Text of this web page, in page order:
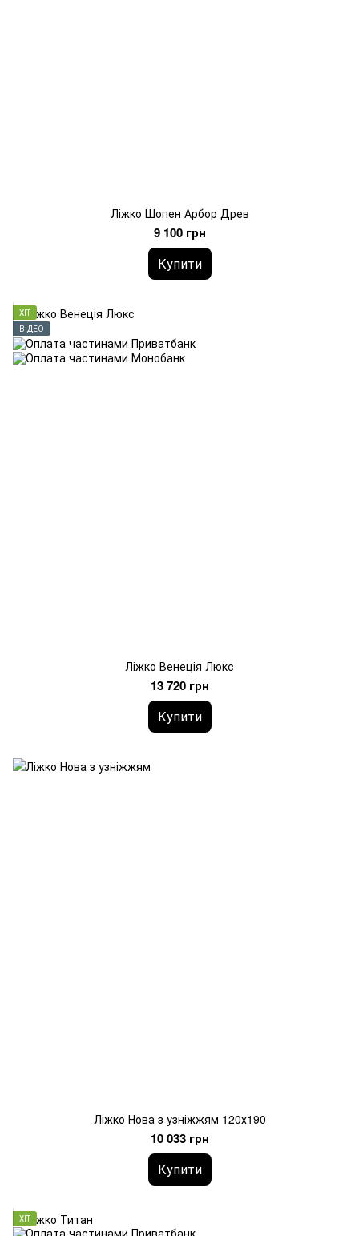
Ліжко Шопен Арбор Древ
9 100 грн
Купити
ХІТ
ВІДЕО
Ліжко Венеція Люкс
13 720 грн
Купити
Ліжко Нова з узніжжям 120х190
10 033 грн
Купити
ХІТ